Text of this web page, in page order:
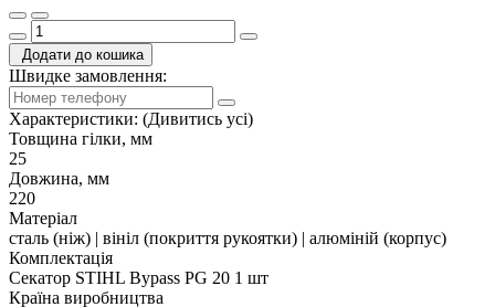
Додати до кошика
Швидке замовлення:
Характеристики: (Дивитись усі)
Товщина гілки, мм
25
Довжина, мм
220
Матеріал
сталь (ніж) | вініл (покриття рукоятки) | алюміній (корпус)
Комплектація
Секатор STIHL Bypass PG 20 1 шт
Країна виробництва